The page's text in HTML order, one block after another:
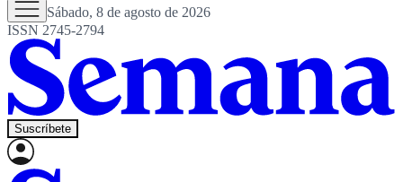
Sábado, 8 de agosto de 2026
ISSN 2745-2794
Suscríbete